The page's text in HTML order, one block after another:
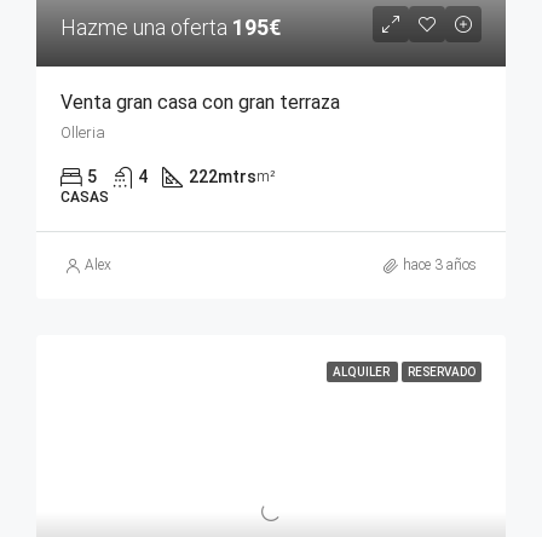
Hazme una oferta 195€
Venta gran casa con gran terraza
Olleria
5 4 222mtrsm²
CASAS
Alex hace 3 años
ALQUILER RESERVADO